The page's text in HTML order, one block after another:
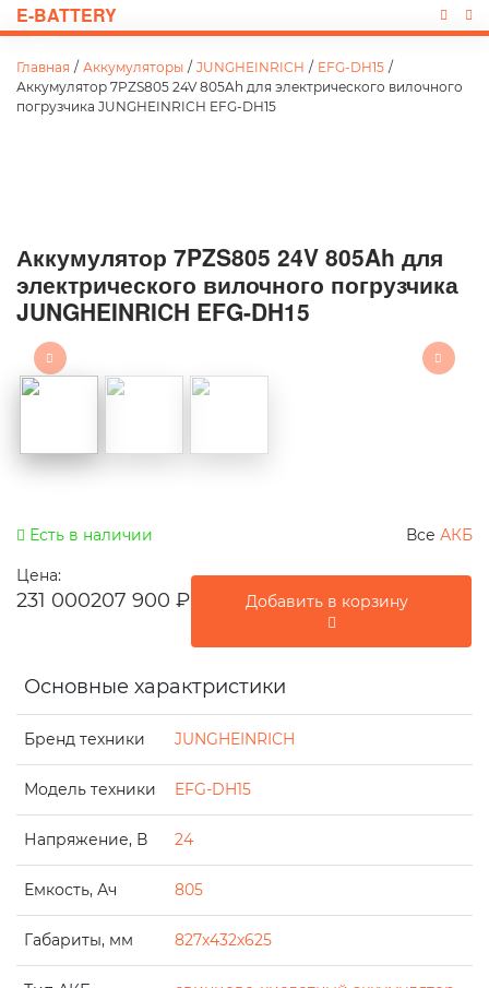
E-BATTERY
Главная / Аккумуляторы / JUNGHEINRICH / EFG-DH15 /
Аккумулятор 7PZS805 24V 805Ah для электрического вилочного
погрузчика JUNGHEINRICH EFG-DH15
Аккумулятор 7PZS805 24V 805Ah для
электрического вилочного погрузчика
JUNGHEINRICH EFG-DH15
Есть в наличии Все АКБ
Цена:
231 000207 900 ₽ Добавить в корзину
Основные характристики
Бренд техники JUNGHEINRICH
Модель техники EFG-DH15
Напряжение, В 24
Емкость, Ач 805
Габариты, мм 827x432x625